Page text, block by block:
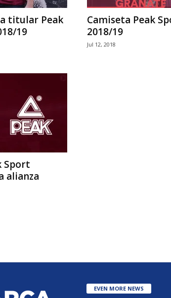
titular Peak
19
Camiseta Peak
2018/19
Jul 12, 2018
Sport
alianza
EVEN MORE NEWS